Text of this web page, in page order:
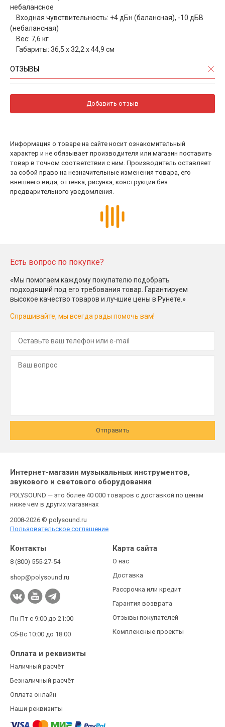
небалансное
Входная чувствительность: +4 дБн (балансная), -10 дБВ
(небалансная)
Вес: 7,6 кг
Габариты: 36,5 x 32,2 x 44,9 см
ОТЗЫВЫ
Добавить отзыв
Информация о товаре на сайте носит ознакомительный
характер и не обязывает производителя или магазин поставить
товар в точном соответствии с ним. Производитель оставляет
за собой право на незначительные изменения товара, его
внешнего вида, оттенка, рисунка, конструкции без
предварительного уведомления.
Есть вопрос по покупке?
«Мы помогаем каждому покупателю подобрать
подходящий под его требования товар. Гарантируем
высокое качество товаров и лучшие цены в Рунете.»
Спрашивайте, мы всегда рады помочь вам!
Отправить
Интернет-магазин музыкальных инструментов,
звукового и светового оборудования
POLYSOUND — это более 40 000 товаров с доставкой по ценам
ниже чем в других магазинах
2008-2026 © polysound.ru
Пользовательское соглашение
Контакты
8 (800) 555-27-54
shop@polysound.ru
Пн-Пт с 9:00 до 21:00
Сб-Вс 10:00 до 18:00
Карта сайта
О нас
Доставка
Рассрочка или кредит
Гарантия возврата
Отзывы покупателей
Комплексные проекты
Оплата и реквизиты
Наличный расчёт
Безналичный расчёт
Оплата онлайн
Наши реквизиты